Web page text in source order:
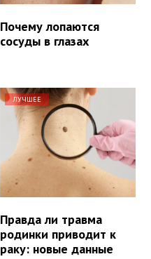
Почему лопаются
сосуды в глазах
ЛУЧШЕЕ
Правда ли травма
родинки приводит к
раку: новые данные